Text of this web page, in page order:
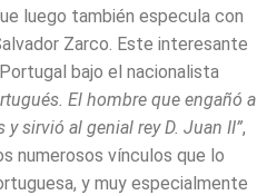
luego también especula con
Zarco. Este interesante
bajo el nacionalista
El hombre que engañó a
y sirvió al genial rey D. Juan II”,
numerosos vínculos que lo
y muy especialmente